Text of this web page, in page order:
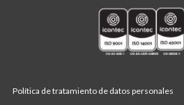
Política de tratamiento de datos personales